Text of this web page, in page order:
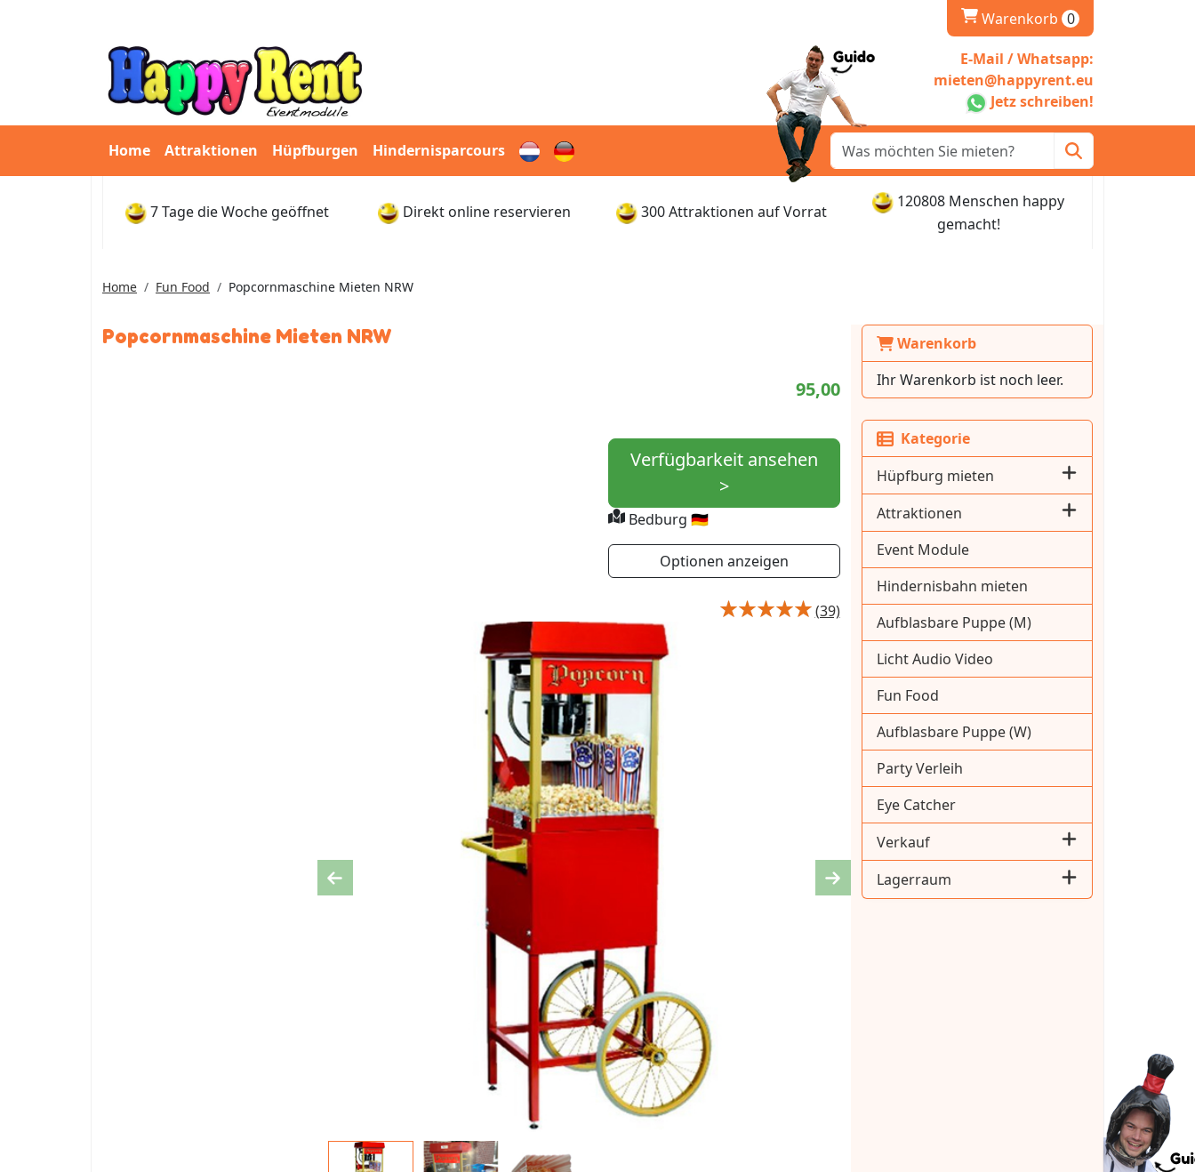
Warenkorb
Warenkorb 0
E-Mail / Whatsapp:
mieten@happyrent.eu
Jetz schreiben!
Home Attraktionen Hüpfburgen Hindernisparcours
7 Tage die Woche geöffnet Direkt online reservieren 300 Attraktionen auf Vorrat
120808 Menschen happy
gemacht!
Home Fun Food Popcornmaschine Mieten NRW
Warenkorb
Ihr Warenkorb ist noch leer.
Kategorie
Hüpfburg mieten
Attraktionen
Event Module
Hindernisbahn mieten
Aufblasbare Puppe (M)
Licht Audio Video
Fun Food
Aufblasbare Puppe (W)
Party Verleih
Eye Catcher
Verkauf
Lagerraum
Popcornmaschine Mieten NRW
95,00
Verfügbarkeit ansehen
>
Bedburg 🇩🇪
Optionen anzeigen
(39)
Previous Next